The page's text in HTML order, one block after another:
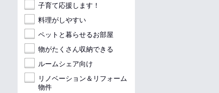
子育て応援します！
料理がしやすい
ペットと暮らせるお部屋
物がたくさん収納できる
ルームシェア向け
リノベーション＆リフォーム
物件